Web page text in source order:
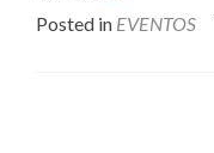
about
Posted in EVENTOS